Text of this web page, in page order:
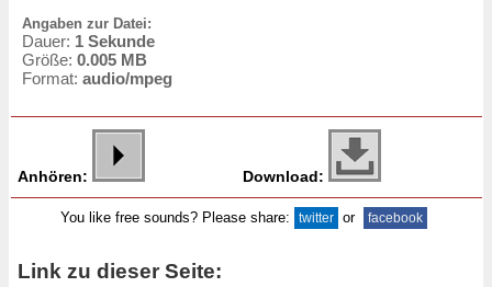
Angaben zur Datei:
Dauer: 1 Sekunde
Größe: 0.005 MB
Format: audio/mpeg
Anhören: Download:
You like free sounds? Please share: twitter or facebook
Link zu dieser Seite: